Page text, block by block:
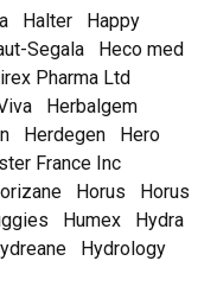
Halter
Happy
Segala
Heco med
Pharma Ltd
Herbalgem
Herdegen
Hero
France Inc
Horus
Horus
Humex
Hydra
Hydrology